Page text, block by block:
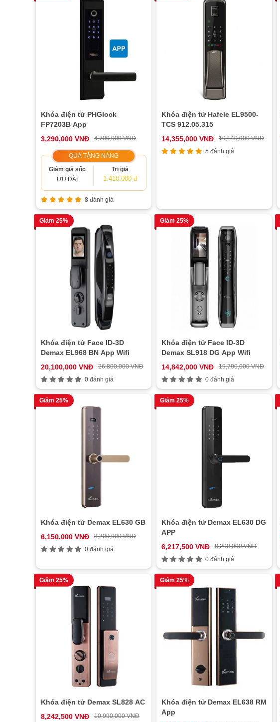
Khóa điện tử PHGlock
FP7203B App
3,290,000 VNĐ
4,700,000 VNĐ
QUÀ TẶNG NÀNG
Giảm giá sốc
ƯU ĐÃI
Trị giá
1.410.000 đ
8 đánh giá
Khóa điện tử Hafele EL9500-
TCS 912.05.315
14,355,000 VNĐ
19,140,000 VNĐ
5 đánh giá
Giảm 25%
Khóa điện tử Face ID-3D
Demax EL968 BN App Wifi
20,100,000 VNĐ
26,800,000 VNĐ
0 đánh giá
Giảm 25%
Khóa điện tử Face ID-3D
Demax SL918 DG App Wifi
14,842,000 VNĐ
19,790,000 VNĐ
0 đánh giá
Giảm 25%
Khóa điện tử Demax EL630 GB
6,150,000 VNĐ
8,200,000 VNĐ
0 đánh giá
Giảm 25%
Khóa điện tử Demax EL630 DG
APP
6,217,500 VNĐ
8,290,000 VNĐ
0 đánh giá
Giảm 25%
Khóa điện tử Demax SL828 AC
8,242,500 VNĐ
10,990,000 VNĐ
Giảm 25%
Khóa điện tử Demax EL638 RM
App